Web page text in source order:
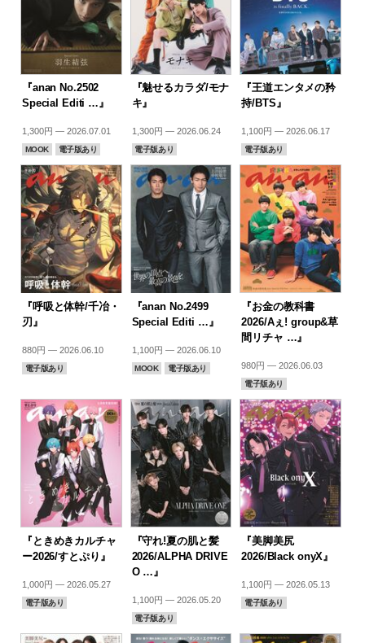
『anan No.2502
Special Editi …』
1,300円 — 2026.07.01
MOOK 電子版あり
『魅せるカラダ/モナ
キ』
1,300円 — 2026.06.24
電子版あり
『王道エンタメの矜
持/BTS』
1,100円 — 2026.06.17
電子版あり
『呼吸と体幹/千冶・
刃』
880円 — 2026.06.10
電子版あり
『anan No.2499
Special Editi …』
1,100円 — 2026.06.10
MOOK 電子版あり
『お金の教科書
2026/Aぇ! group&草
間リチャ …』
980円 — 2026.06.03
電子版あり
『ときめきカルチャ
ー2026/すとぷり』
1,000円 — 2026.05.27
電子版あり
『守れ!夏の肌と髪
2026/ALPHA DRIVE
O …』
1,100円 — 2026.05.20
電子版あり
『美脚美尻
2026/Black onyX』
1,100円 — 2026.05.13
電子版あり